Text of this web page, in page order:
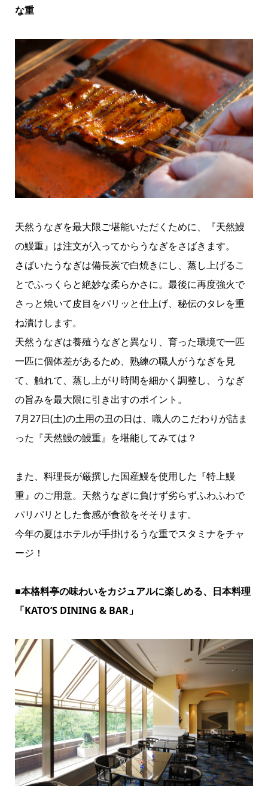
な重
天然うなぎを最大限ご堪能いただくために、『天然鰻
の鰻重』は注文が入ってからうなぎをさばきます。
さばいたうなぎは備長炭で白焼きにし、蒸し上げるこ
とでふっくらと絶妙な柔らかさに。最後に再度強火で
さっと焼いて皮目をパリッと仕上げ、秘伝のタレを重
ね漬けします。
天然うなぎは養殖うなぎと異なり、育った環境で一匹
一匹に個体差があるため、熟練の職人がうなぎを見
て、触れて、蒸し上がり時間を細かく調整し、うなぎ
の旨みを最大限に引き出すのポイント。
7月27日(土)の土用の丑の日は、職人のこだわりが詰ま
った『天然鰻の鰻重』を堪能してみては？
また、料理長が厳撰した国産鰻を使用した『特上鰻
重』のご用意。天然うなぎに負けず劣らずふわふわで
パリパリとした食感が食欲をそそります。
今年の夏はホテルが手掛けるうな重でスタミナをチャ
ージ！
■本格料亭の味わいをカジュアルに楽しめる、日本料理
「KATO’S DINING & BAR」